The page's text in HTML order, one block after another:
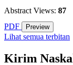
Abstract Views: 87
PDF
Preview
Lihat semua terbitan
Kirim